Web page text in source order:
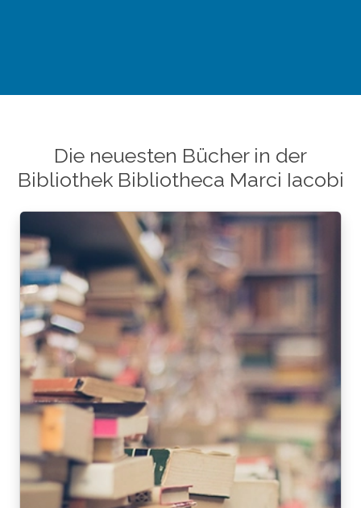
Die neuesten Bücher in der
Bibliothek Bibliotheca Marci Iacobi